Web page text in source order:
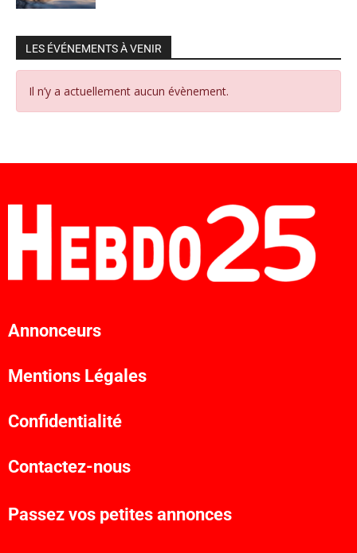
LES ÉVÉNEMENTS À VENIR
Il n’y a actuellement aucun évènement.
Annonceurs
Mentions Légales
Confidentialité
Contactez-nous
Passez vos petites annonces